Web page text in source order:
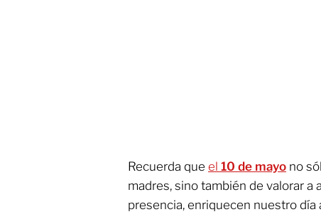
Recuerda que el 10 de mayo no
madres, sino también de valorar a
presencia, enriquecen nuestro día